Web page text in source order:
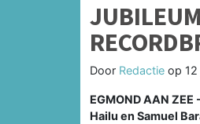
Door Redactie op
EGMOND AAN
Hailu en Samuel